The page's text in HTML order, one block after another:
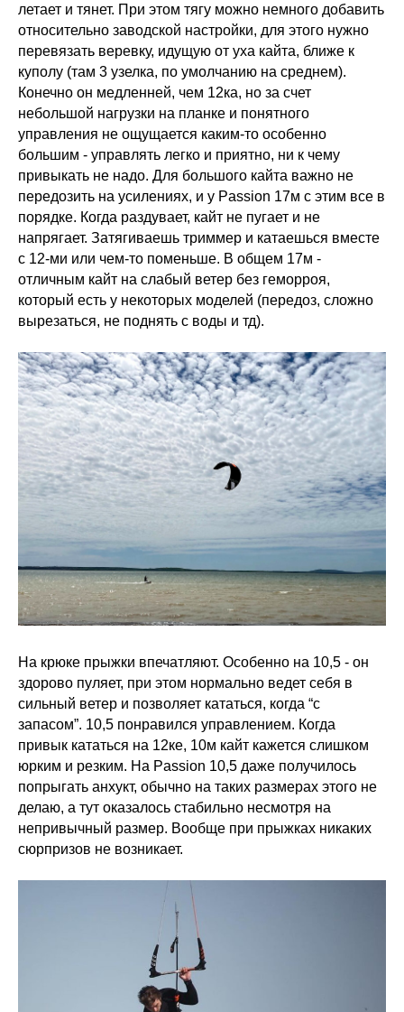
летает и тянет. При этом тягу можно немного добавить
относительно заводской настройки, для этого нужно
перевязать веревку, идущую от уха кайта, ближе к
куполу (там 3 узелка, по умолчанию на среднем).
Конечно он медленней, чем 12ка, но за счет
небольшой нагрузки на планке и понятного
управления не ощущается каким-то особенно
большим - управлять легко и приятно, ни к чему
привыкать не надо. Для большого кайта важно не
передозить на усилениях, и у Passion 17м с этим все в
порядке. Когда раздувает, кайт не пугает и не
напрягает. Затягиваешь триммер и катаешься вместе
с 12-ми или чем-то поменьше. В общем 17м -
отличным кайт на слабый ветер без геморроя,
который есть у некоторых моделей (передоз, сложно
вырезаться, не поднять с воды и тд).
На крюке прыжки впечатляют. Особенно на 10,5 - он
здорово пуляет, при этом нормально ведет себя в
сильный ветер и позволяет кататься, когда “с
запасом”. 10,5 понравился управлением. Когда
привык кататься на 12ке, 10м кайт кажется слишком
юрким и резким. На Passion 10,5 даже получилось
попрыгать анхукт, обычно на таких размерах этого не
делаю, а тут оказалось стабильно несмотря на
непривычный размер. Вообще при прыжках никаких
сюрпризов не возникает.